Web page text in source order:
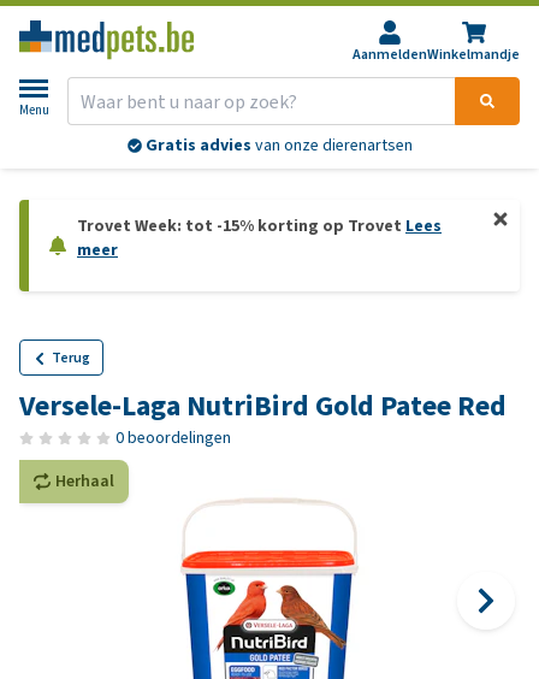
AanmeldenWinkelmandje
Menu
Gratis advies van onze dierenartsen
Trovet Week: tot -15% korting op Trovet Lees
meer
Terug
Versele-Laga NutriBird Gold Patee Red
0 beoordelingen
Herhaal